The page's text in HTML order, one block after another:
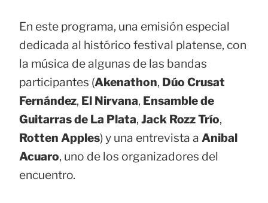
En este programa, una emisión especial
dedicada al histórico festival platense, con
la música de algunas de las bandas
participantes (Akenathon, Dúo Crusat
Fernández, El Nirvana, Ensamble de
Guitarras de La Plata, Jack Rozz Trío,
Rotten Apples) y una entrevista a Anibal
Acuaro, uno de los organizadores del
encuentro.